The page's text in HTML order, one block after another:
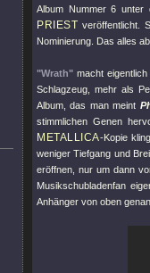
Album Nummer 6 unter
PRIEST veröffentlicht.
Nominierung. Das alles
"Wrath" macht
Schlagzeug, mehr als
Album, das man meint
stimmlichen Genen
METALLICA-Kopie
weniger Tiefgang und
eröffnen, nur um dann
Musikschubladenfan
Anhänger von oben